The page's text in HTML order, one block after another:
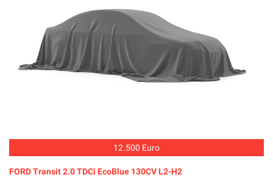
12.500 Euro
FORD Transit 2.0 TDCi EcoBlue 130CV L2-H2